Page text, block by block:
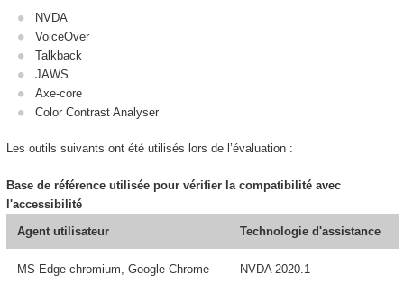
NVDA
VoiceOver
Talkback
JAWS
Axe-core
Color Contrast Analyser
Les outils suivants ont été utilisés lors de l’évaluation :
Base de référence utilisée pour vérifier la compatibilité avec
l'accessibilité
Agent utilisateur
Technologie d'assistance
MS Edge chromium, Google Chrome NVDA 2020.1